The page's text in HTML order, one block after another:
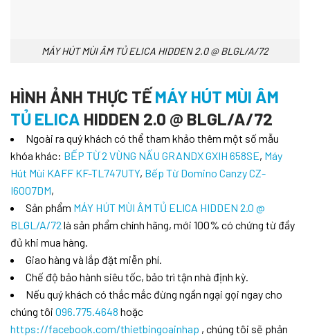
MÁY HÚT MÙI ÂM TỦ ELICA HIDDEN 2.0 @ BLGL/A/72
HÌNH ẢNH THỰC TẾ MÁY HÚT MÙI ÂM
TỦ ELICA HIDDEN 2.0 @ BLGL/A/72
Ngoài ra quý khách có thể tham khảo thêm một số mẫu
khóa khác: BẾP TỪ 2 VÙNG NẤU GRANDX GXIH 658SE, Máy
Hút Mùi KAFF KF-TL747UTY, Bếp Từ Domino Canzy CZ-
I6007DM,
Sản phẩm MÁY HÚT MÙI ÂM TỦ ELICA HIDDEN 2.0 @
BLGL/A/72 là sản phẩm chính hãng, mới 100% có chứng từ đầy
đủ khi mua hàng.
Giao hàng và lắp đặt miễn phí.
Chế độ bảo hành siêu tốc, bảo trì tận nhà định kỳ.
Nếu quý khách có thắc mắc đừng ngần ngại gọi ngay cho
chúng tôi 096.775.4648 hoặc
https://facebook.com/thietbingoainhap , chúng tôi sẽ phản